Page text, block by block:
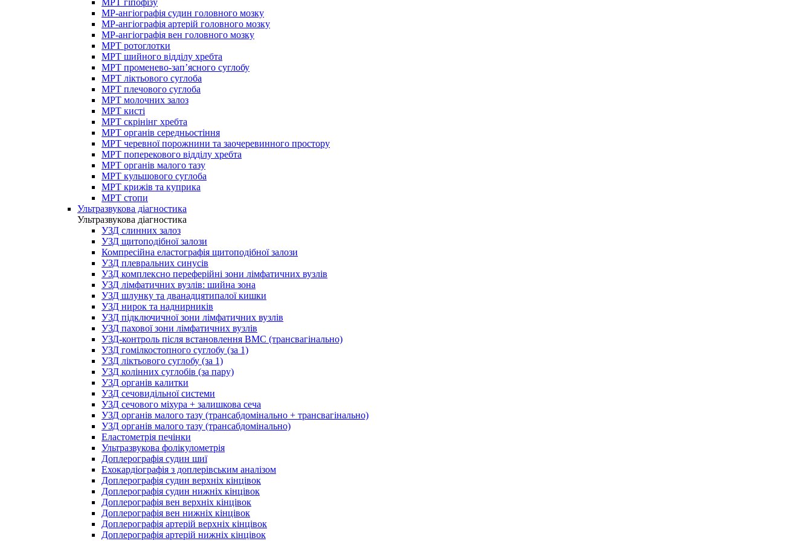
МРТ гіпофізу
МР-ангіографія судин головного мозку
МР-ангіографія артерій головного мозку
МР-ангіографія вен головного мозку
МРТ ротоглотки
МРТ шийного відділу хребта
МРТ променево-зап’ясного суглобу
МРТ ліктьового суглоба
МРТ плечового суглоба
МРТ молочних залоз
МРТ кисті
МРТ скрінінг хребта
МРТ органів середньостіння
МРТ черевної порожнини та заочеревинного простору
МРТ поперекового відділу хребта
МРТ органів малого тазу
МРТ кульшового суглоба
МРТ крижів та куприка
МРТ стопи
Ультразвукова діагностика
Ультразвукова діагностика
УЗД слинних залоз
УЗД щитоподібної залози
Компресійна еластографія щитоподібної залози
УЗД плевральних синусів
УЗД комплексно переферійні зони лімфатичних вузлів
УЗД лімфатичних вузлів: шийна зона
УЗД шлунку та дванадцятипалої кишки
УЗД нирок та наднирників
УЗД підключичної зони лімфатичних вузлів
УЗД пахової зони лімфатичних вузлів
УЗД-контроль після встановлення ВМС (трансвагінально)
УЗД гомілкостопного суглобу (за 1)
УЗД ліктьового суглобу (за 1)
УЗД колінних суглобів (за пару)
УЗД органів калитки
УЗД сечовидільної системи
УЗД сечового міхура + залишкова сеча
УЗД органів малого тазу (трансабдомінально + трансвагінально)
УЗД органів малого тазу (трансабдомінально)
Еластометрія печінки
Ультразвукова фолікулометрія
Доплерографія судин шиї
Ехокардіографія з доплерівським аналізом
Доплерографія судин верхніх кінцівок
Доплерографія судин нижніх кінцівок
Доплерографія вен верхніх кінцівок
Доплерографія вен нижніх кінцівок
Доплерографія артерій верхніх кінцівок
Доплерографія артерій нижніх кінцівок